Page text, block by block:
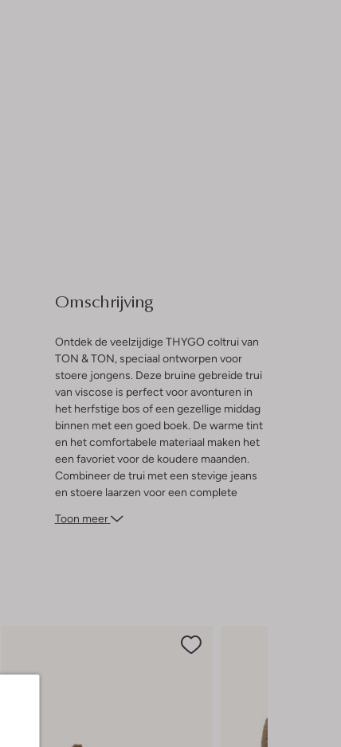
Omschrijving
Ontdek de veelzijdige THYGO coltrui van
TON & TON, speciaal ontworpen voor
stoere jongens. Deze bruine gebreide trui
van viscose is perfect voor avonturen in
het herfstige bos of een gezellige middag
binnen met een goed boek. De warme tint
en het comfortabele materiaal maken het
een favoriet voor de koudere maanden.
Combineer de trui met een stevige jeans
en stoere laarzen voor een complete
winterjas tijdens een frisse wandeling. Met
Toon meer